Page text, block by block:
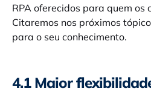
RPA oferecidos para quem os
Citaremos nos próximos
para o seu conhecimento.
4.1 Maior